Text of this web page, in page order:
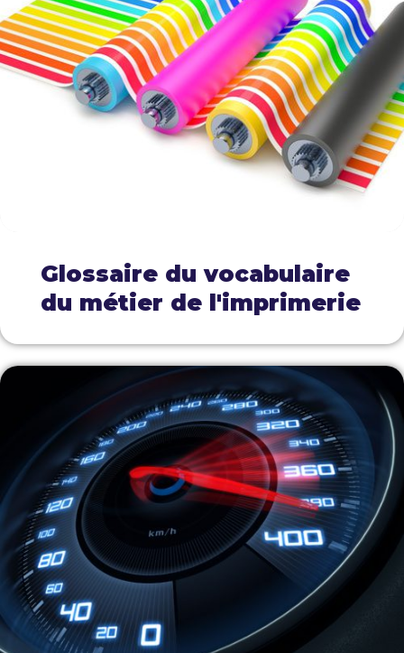
Glossaire du vocabulaire
du métier de l'imprimerie